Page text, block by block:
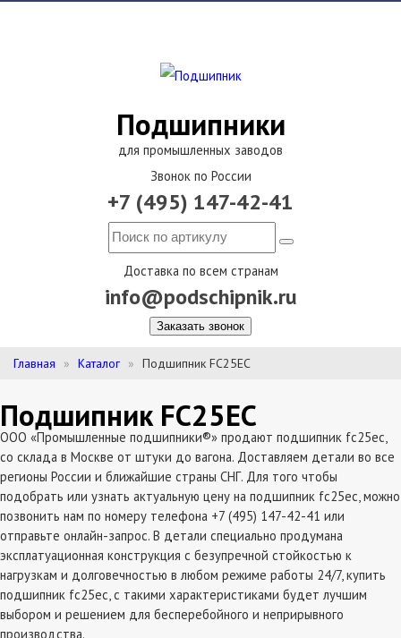
Подшипники
для промышленных заводов
Звонок по России
+7 (495) 147-42-41
Доставка по всем странам
info@podschipnik.ru
Заказать звонок
Главная Каталог Подшипник FC25EC
Подшипник FC25EC
ООО «Промышленные подшипники®» продают подшипник fc25ec,
со склада в Москве от штуки до вагона. Доставляем детали во все
регионы России и ближайшие страны СНГ. Для того чтобы
подобрать или узнать актуальную цену на подшипник fc25ec, можно
позвонить нам по номеру телефона +7 (495) 147-42-41 или
отправьте онлайн-запрос. В детали специально продумана
эксплатуационная конструкция с безупречной стойкостью к
нагрузкам и долговечностью в любом режиме работы 24/7, купить
подшипник fc25ec, с такими характеристиками будет лучшим
выбором и решением для бесперебойного и неприрывного
производства.